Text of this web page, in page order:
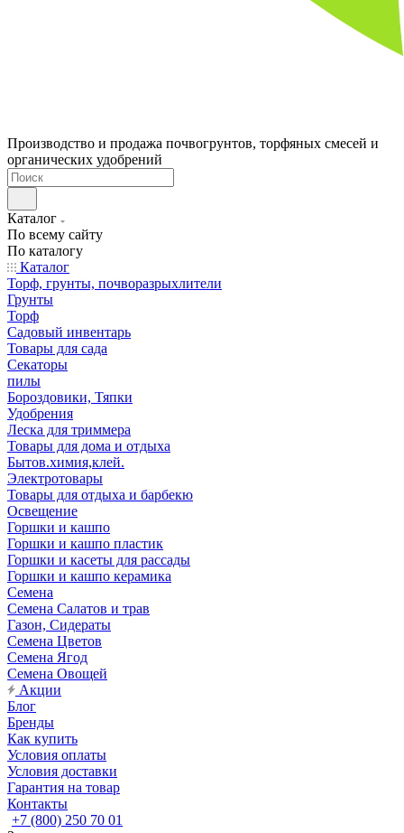
Производство и продажа почвогрунтов, торфяных смесей и
органических удобрений
Каталог
По всему сайту
По каталогу
Каталог
Торф, грунты, почворазрыхлители
Грунты
Торф
Садовый инвентарь
Товары для сада
Секаторы
пилы
Бороздовики, Тяпки
Удобрения
Леска для триммера
Товары для дома и отдыха
Бытов.химия,клей.
Электротовары
Товары для отдыха и барбекю
Освещение
Горшки и кашпо
Горшки и кашпо пластик
Горшки и касеты для рассады
Горшки и кашпо керамика
Семена
Семена Салатов и трав
Газон, Сидераты
Семена Цветов
Семена Ягод
Семена Овощей
Акции
Блог
Бренды
Как купить
Условия оплаты
Условия доставки
Гарантия на товар
Контакты
+7 (800) 250 70 01